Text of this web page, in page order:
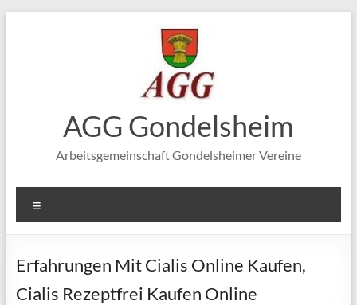
AGG Gondelsheim
Arbeitsgemeinschaft Gondelsheimer Vereine
Erfahrungen Mit Cialis Online Kaufen,
Cialis Rezeptfrei Kaufen Online